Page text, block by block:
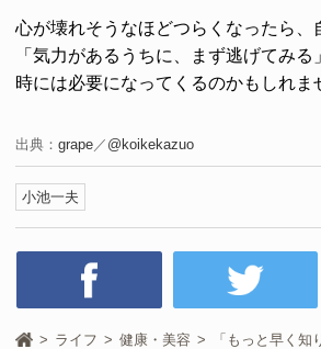
心が壊れそうなほどつらくなったら、
「気力があるうちに、まず逃げてみる
時には必要になってくるのかもしれま
出典： grape ／ @koikekazuo
小池一夫
ライフ 健康・美容
「もっと早く